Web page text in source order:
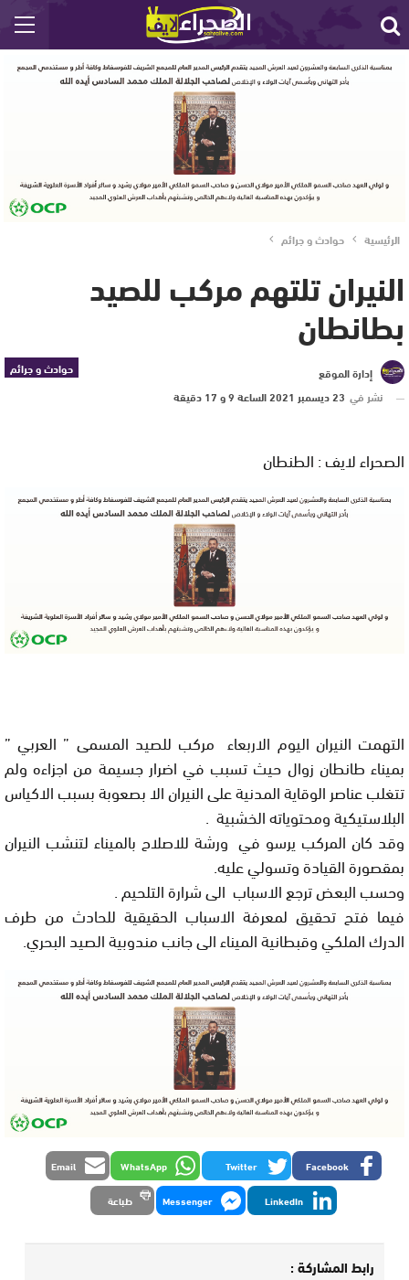
الرئيسية حوادث و جرائم
النيران تلتهم مركب للصيد
بطانطان
حوادث و جرائم
إدارة الموقع
نشر في 23 ديسمبر 2021 الساعة 9 و 17 دقيقة
الصحراء لايف : الطنطان
التهمت النيران اليوم الاربعاء مركب للصيد المسمى ” العربي ”
بميناء طانطان زوال حيث تسبب في اضرار جسيمة من اجزاءه ولم
تتغلب عناصر الوقاية المدنية على النيران الا بصعوبة بسبب الاكياس
البلاستيكية ومحتوياته الخشبية .
وقد كان المركب يرسو في ورشة للاصلاح بالميناء لتنشب النيران
بمقصورة القيادة وتسولي عليه.
وحسب البعض ترجع الاسباب الى شرارة التلحيم .
فيما فتح تحقيق لمعرفة الاسباب الحقيقية للحادث من طرف
الدرك الملكي وقبطانية الميناء الى جانب مندوبية الصيد البحري.
Facebook
Twitter
WhatsApp
Email
LinkedIn
Messenger طباعة
رابط المشاركة :